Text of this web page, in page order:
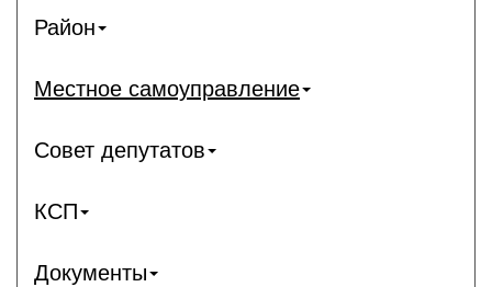
Район
Местное самоуправление
Совет депутатов
КСП
Документы